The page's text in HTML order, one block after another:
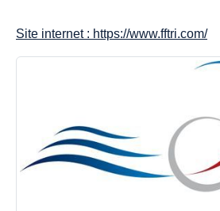
Site internet : https://www.fftri.com/